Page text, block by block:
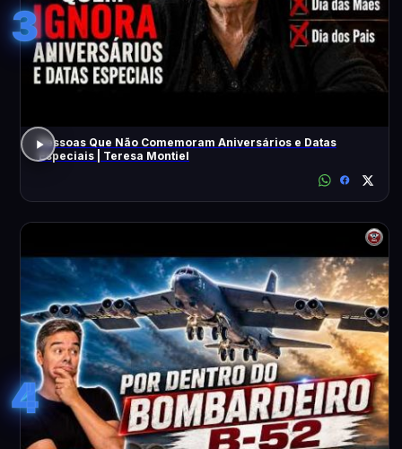
3
Pessoas Que Não Comemoram Aniversários e Datas
Especiais | Teresa Montiel
4